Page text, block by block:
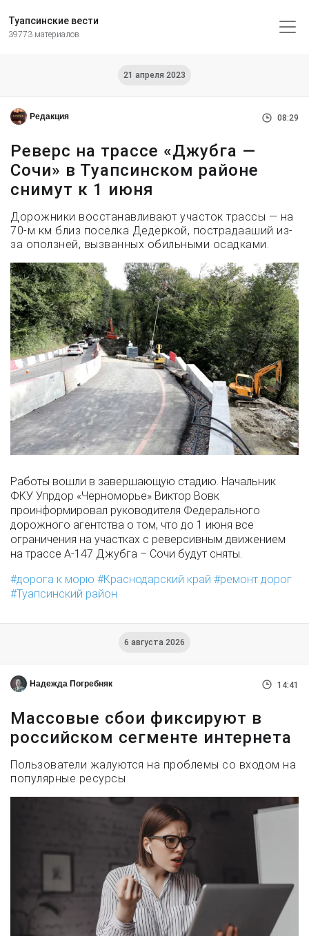
Туапсинские вести
39773 материалов
21 апреля 2023
Редакция 08:29
Реверс на трассе «Джубга —
Сочи» в Туапсинском районе
снимут к 1 июня
Дорожники восстанавливают участок трассы — на
70-м км близ поселка Дедеркой, пострадааший из-
за оползней, вызванных обильными осадками.
Работы вошли в завершающую стадию. Начальник
ФКУ Упрдор «Черноморье» Виктор Вовк
проинформировал руководителя Федерального
дорожного агентства о том, что до 1 июня все
ограничения на участках с реверсивным движением
на трассе А-147 Джубга – Сочи будут сняты.
дорога к морю
Краснодарский край
ремонт дорог
Туапсинский район
6 августа 2026
Надежда Погребняк 14:41
Массовые сбои фиксируют в
российском сегменте интернета
Пользователи жалуются на проблемы со входом на
популярные ресурсы